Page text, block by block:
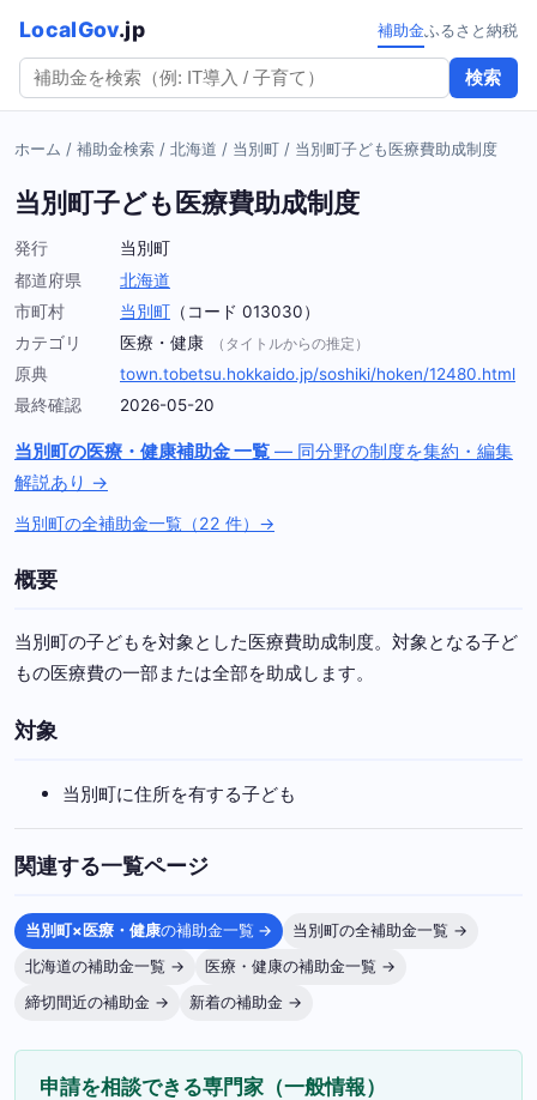
LocalGov.jp
検索
補助金ふるさと納税
ホーム / 補助金検索 / 北海道 / 当別町 / 当別町子ども医療費助成制度
当別町子ども医療費助成制度
発行
当別町
都道府県
北海道
市町村
当別町 （コード 013030）
カテゴリ
医療・健康 （タイトルからの推定）
原典
town.tobetsu.hokkaido.jp/soshiki/hoken/12480.html
最終確認
2026-05-20
当別町の医療・健康補助金 一覧 — 同分野の制度を集約・編集
解説あり →
当別町の全補助金一覧（22 件）→
概要
当別町の子どもを対象とした医療費助成制度。対象となる子ど
もの医療費の一部または全部を助成します。
対象
当別町に住所を有する子ども
関連する一覧ページ
当別町×医療・健康の補助金一覧 →
当別町の全補助金一覧 →
北海道の補助金一覧 →
医療・健康の補助金一覧 →
締切間近の補助金 →
新着の補助金 →
申請を相談できる専門家（一般情報）